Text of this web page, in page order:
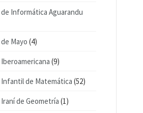
de Informática Aguarandu
Mayo (4)
(9)
Infantil de Matemática (52)
de Geometría (1)